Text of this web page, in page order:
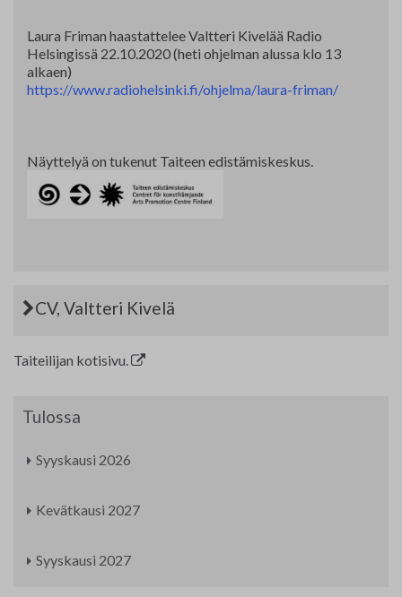
Laura Friman haastattelee Valtteri Kivelää Radio
Helsingissä 22.10.2020 (heti ohjelman alussa klo 13
alkaen)
https://www.radiohelsinki.fi/ohjelma/laura-friman/
Näyttelyä on tukenut Taiteen edistämiskeskus.
CV, Valtteri Kivelä
Taiteilijan kotisivu.
Tulossa
Syyskausi 2026
Kevätkausi 2027
Syyskausi 2027